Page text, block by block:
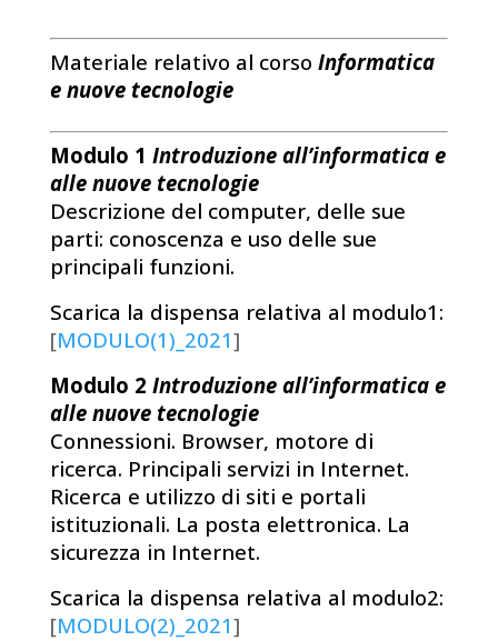
Materiale relativo al corso Informatica
e nuove tecnologie
Modulo 1 Introduzione all’informatica e
alle nuove tecnologie
Descrizione del computer, delle sue
parti: conoscenza e uso delle sue
principali funzioni.
Scarica la dispensa relativa al modulo1:
[MODULO(1)_2021]
Modulo 2 Introduzione all’informatica e
alle nuove tecnologie
Connessioni. Browser, motore di
ricerca. Principali servizi in Internet.
Ricerca e utilizzo di siti e portali
istituzionali. La posta elettronica. La
sicurezza in Internet.
Scarica la dispensa relativa al modulo2:
[MODULO(2)_2021]